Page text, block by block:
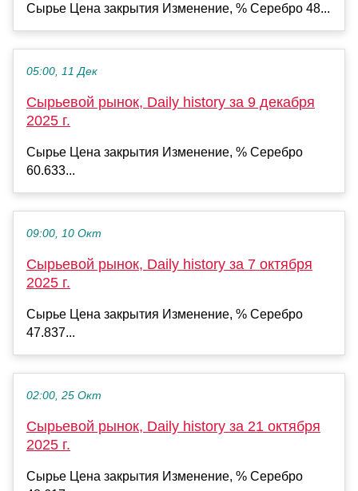
Сырье Цена закрытия Изменение, % Серебро 48...
05:00, 11 Дек
Сырьевой рынок, Daily history за 9 декабря
2025 г.
Сырье Цена закрытия Изменение, % Серебро
60.633...
09:00, 10 Окт
Сырьевой рынок, Daily history за 7 октября
2025 г.
Сырье Цена закрытия Изменение, % Серебро
47.837...
02:00, 25 Окт
Сырьевой рынок, Daily history за 21 октября
2025 г.
Сырье Цена закрытия Изменение, % Серебро